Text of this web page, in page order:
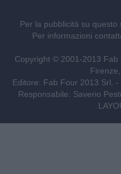
Per la pubblicità su questo
Per informazioni
Copyright © 2001-2013 Fab
Editore: Fab Four 2013 Srl.
Responsabile: Saverio